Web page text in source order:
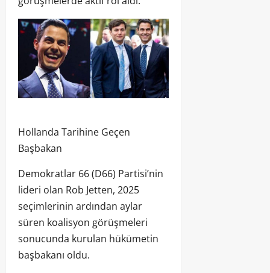
Hollanda Tarihine Geçen
Başbakan
Demokratlar 66 (D66) Partisi’nin
lideri olan Rob Jetten, 2025
seçimlerinin ardından aylar
süren koalisyon görüşmeleri
sonucunda kurulan hükümetin
başbakanı oldu.